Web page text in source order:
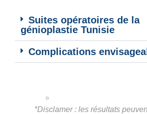
Suites opératoires de la
génioplastie Tunisie
Complications
*Disclamer : les résultats